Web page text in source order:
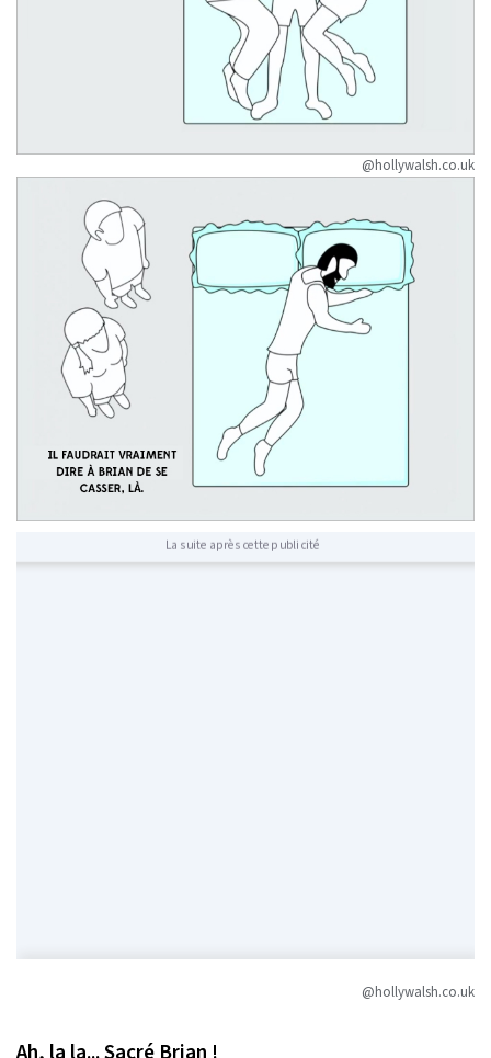
@hollywalsh.co.uk
La suite après cette publicité
@hollywalsh.co.uk